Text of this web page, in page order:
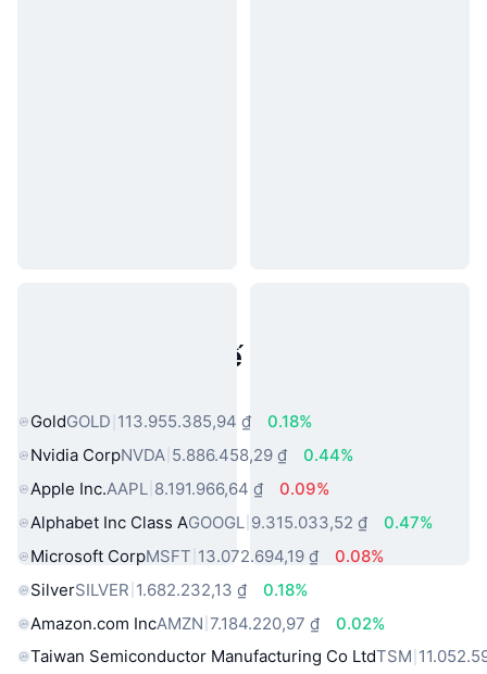
Tài sản trong thế giới thực phổ
GoldGOLD 113.955.385,94 ₫
0.18%
Nvidia CorpNVDA 5.886.458,29 ₫
0.44%
Apple Inc.AAPL 8.191.966,64 ₫
0.09%
Alphabet Inc Class AGOOGL 9.315.033,52 ₫
0.47%
Microsoft CorpMSFT 13.072.694,19 ₫
0.08%
SilverSILVER 1.682.232,13 ₫
0.18%
Amazon.com IncAMZN 7.184.220,97 ₫
0.02%
Taiwan Semiconductor Manufacturing Co LtdTSM